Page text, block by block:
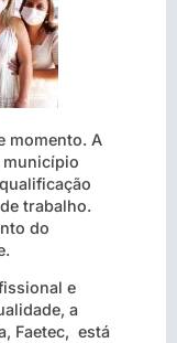
momento. A
município
trabalho.
do
e
a
Faetec, está